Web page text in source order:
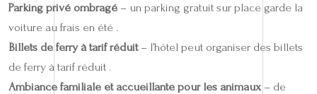
Parking privé ombragé – un parking gratuit sur place garde la
voiture au frais en été .
Billets de ferry à tarif réduit– l’hôtel peut organiser des billets
de ferry à tarif réduit .
Ambiance familiale et accueillante pour les animaux– de